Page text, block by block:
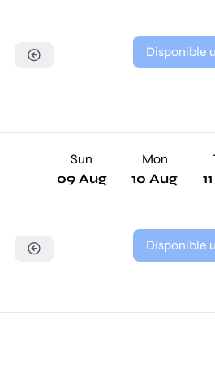
Disponible
Sun
09 Aug
Mon
10 Aug
Disponible